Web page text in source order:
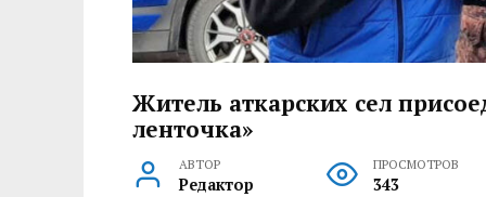
Житель аткарских сел
ленточка»
АВТОР
Редактор
ПРОСМОТРОВ
343